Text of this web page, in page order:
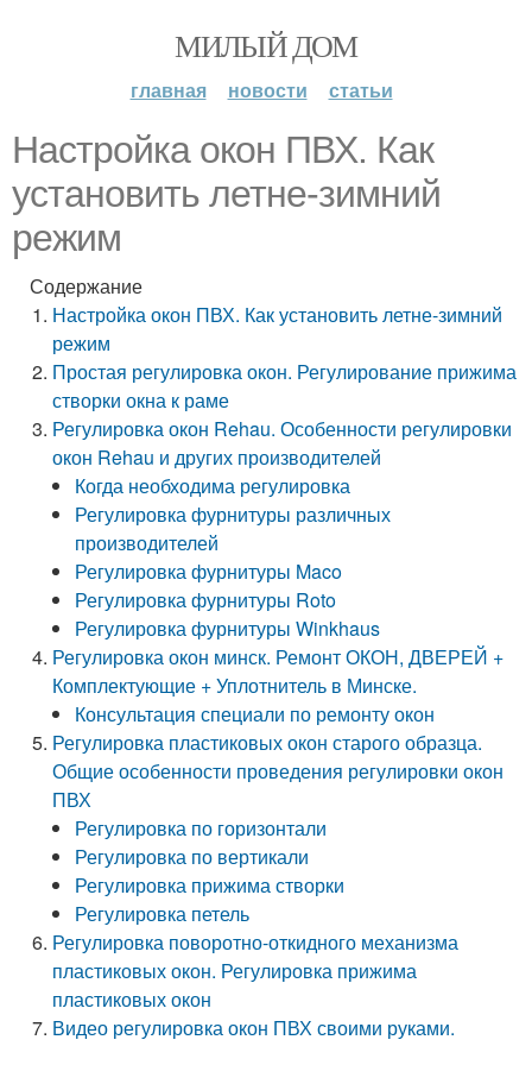
МИЛЫЙ ДОМ
главная новости статьи
Настройка окон ПВХ. Как
установить летне-зимний
режим
Содержание
Настройка окон ПВХ. Как установить летне-зимний
режим
Простая регулировка окон. Регулирование прижима
створки окна к раме
Регулировка окон Rehau. Особенности регулировки
окон Rehau и других производителей
Когда необходима регулировка
Регулировка фурнитуры различных
производителей
Регулировка фурнитуры Maco
Регулировка фурнитуры Roto
Регулировка фурнитуры Winkhaus
Регулировка окон минск. Ремонт ОКОН, ДВЕРЕЙ +
Комплектующие + Уплотнитель в Минске.
Консультация специали по ремонту окон
Регулировка пластиковых окон старого образца.
Общие особенности проведения регулировки окон
ПВХ
Регулировка по горизонтали
Регулировка по вертикали
Регулировка прижима створки
Регулировка петель
Регулировка поворотно-откидного механизма
пластиковых окон. Регулировка прижима
пластиковых окон
Видео регулировка окон ПВХ своими руками.